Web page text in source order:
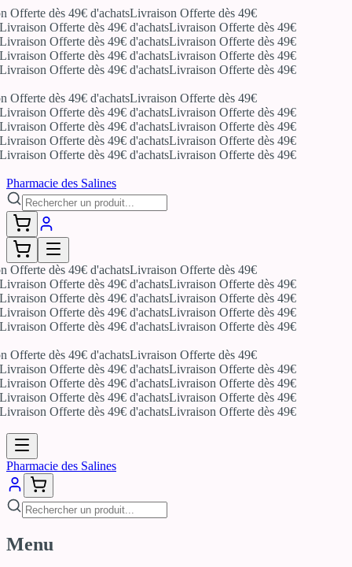
Offerte dès 49€ d'achatsLivraison Offerte dès 49€
Offerte dès 49€ d'achatsLivraison Offerte dès 49€
Offerte dès 49€ d'achatsLivraison Offerte dès 49€
Offerte dès 49€ d'achatsLivraison Offerte dès 49€
Offerte dès 49€ d'achatsLivraison Offerte dès 49€
Offerte dès 49€ d'achatsLivraison Offerte dès 49€
Offerte dès 49€ d'achatsLivraison Offerte dès 49€
Offerte dès 49€ d'achatsLivraison Offerte dès 49€
Offerte dès 49€ d'achatsLivraison Offerte dès 49€
Offerte dès 49€ d'achatsLivraison Offerte dès 49€
Pharmacie des Salines
Offerte dès 49€ d'achatsLivraison Offerte dès 49€
Offerte dès 49€ d'achatsLivraison Offerte dès 49€
Offerte dès 49€ d'achatsLivraison Offerte dès 49€
Offerte dès 49€ d'achatsLivraison Offerte dès 49€
Offerte dès 49€ d'achatsLivraison Offerte dès 49€
Offerte dès 49€ d'achatsLivraison Offerte dès 49€
Offerte dès 49€ d'achatsLivraison Offerte dès 49€
Offerte dès 49€ d'achatsLivraison Offerte dès 49€
Offerte dès 49€ d'achatsLivraison Offerte dès 49€
Offerte dès 49€ d'achatsLivraison Offerte dès 49€
Pharmacie des Salines
Menu